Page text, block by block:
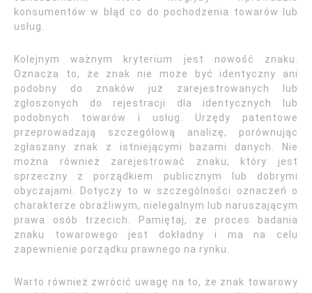
konsumentów w błąd co do pochodzenia towarów lub
usług.
Kolejnym ważnym kryterium jest nowość znaku.
Oznacza to, że znak nie może być identyczny ani
podobny do znaków już zarejestrowanych lub
zgłoszonych do rejestracji dla identycznych lub
podobnych towarów i usług. Urzędy patentowe
przeprowadzają szczegółową analizę, porównując
zgłaszany znak z istniejącymi bazami danych. Nie
można również zarejestrować znaku, który jest
sprzeczny z porządkiem publicznym lub dobrymi
obyczajami. Dotyczy to w szczególności oznaczeń o
charakterze obraźliwym, nielegalnym lub naruszającym
prawa osób trzecich. Pamiętaj, że proces badania
znaku towarowego jest dokładny i ma na celu
zapewnienie porządku prawnego na rynku.
Warto również zwrócić uwagę na to, że znak towarowy